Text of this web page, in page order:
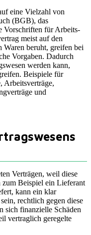
eine Vielzahl von
(BGB), das
Vorschriften für Arbeits-
meist auf den
beruht, greifen bei
Vorgaben. Dadurch
werden kann,
Beispiele für
Arbeitsverträge,
und
Verträgen, weil diese
Beispiel ein Lieferant
kann ein klar
rechtlich gegen diese
sich finanzielle Schäden
vertraglich geregelte